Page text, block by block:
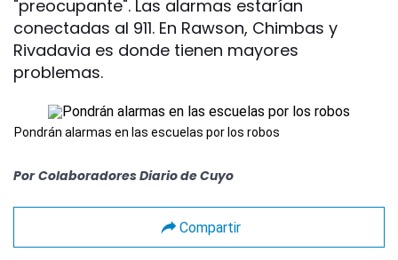
"preocupante". Las alarmas estarían
conectadas al 911. En Rawson, Chimbas y
Rivadavia es donde tienen mayores
problemas.
Pondrán alarmas en las escuelas por los robos
Por Colaboradores Diario de Cuyo
Compartir